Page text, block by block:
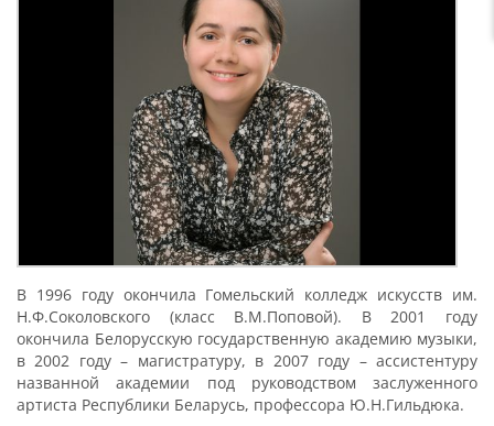
В 1996 году окончила Гомельский колледж искусств им.
Н.Ф.Соколовского (класс В.М.Поповой). В 2001 году
окончила Белорусскую государственную академию музыки,
в 2002 году – магистратуру, в 2007 году – ассистентуру
названной академии под руководством заслуженного
артиста Республики Беларусь, профессора Ю.Н.Гильдюка.